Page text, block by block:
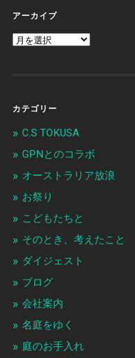
アーカイブ
カテゴリー
C.S TOKUSA
GPNとのコラボ
オーストラリア放浪
お祭り
こどもたちと
そのとき、考えたこと
ダイジェスト
ブログ
会社案内
名庭をゆく
庭のお手入れ